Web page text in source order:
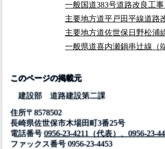
一般国道383号道路改良工事
主要地方道平戸田平線道路
主要地方道佐世保日野松浦
一般県道喜内瀬鍋串辻線（
このページの掲載元
建設部 道路建設第二課
住所〒8578502
長崎県佐世保市木場田町3番25号
電話番号 0956-23-4211（代表）、0956-23-
ファックス番号0956-23-4453
公式SNS